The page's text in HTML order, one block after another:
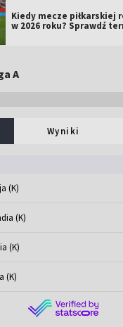
Kiedy mecze
w 2026 roku? Sprawdź
A
Wyniki
(K)
(K)
(K)
(K)